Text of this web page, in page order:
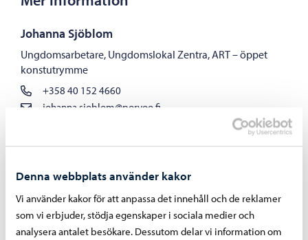
Denna webbplats använder kakor
Vi använder kakor för att anpassa det innehåll och de reklamer
som vi erbjuder, stödja egenskaper i sociala medier och
analysera antalet besökare. Dessutom delar vi information om
Johanna Sjöblom
Ungdomsarbetare, Ungdomslokal Zentra, ART – öppet
konstutrymme
+358 40 152 4660
johanna.sjoblom@porvoo.fi